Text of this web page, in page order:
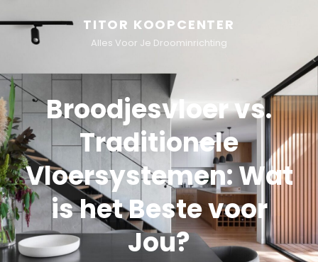
TITOR KOOPCENTER
Alles Voor Je Droominrichting
Broodjesvloer vs.
Traditionele
Vloersystemen: Wat
is het Beste voor
Jou?